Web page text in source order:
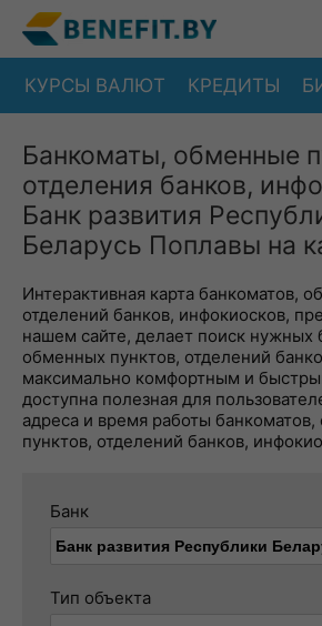
КУРСЫ ВАЛЮТ КРЕДИТЫ
Банкоматы, обменные
отделения банков,
Банк развития
Беларусь Поплавы на
Интерактивная карта банкоматов,
отделений банков, инфокиосков,
нашем сайте, делает поиск нужных
обменных пунктов, отделений
максимально комфортным и
доступна полезная для
адреса и время работы
пунктов, отделений банков,
Банк
Тип объекта